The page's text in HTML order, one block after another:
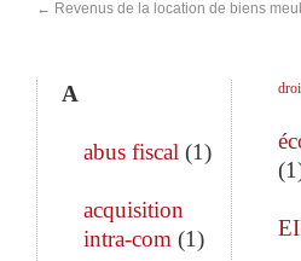
← Revenus de la location de biens
A
abus fiscal (1)
acquisition
intra-com (1)
(1